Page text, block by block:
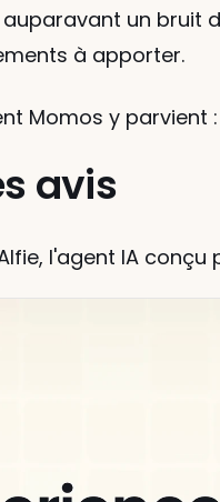
un bruit
à apporter.
Momos y parvient :
avis
l'agent IA